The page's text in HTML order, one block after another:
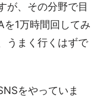
が、その分野で目
1万時間回してみ
うまく行くはずで
をやっていま